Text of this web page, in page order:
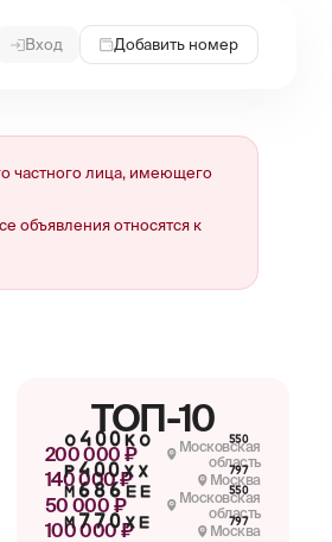
Вход Добавить номер
частного лица, имеющего
объявления относятся к
ТОП-10
О400КО 550
200 000 ₽
Московская
область
Р400ХХ 797
140 000 ₽ Москва
М686ЕЕ 550
50 000 ₽
Московская
область
М770ХЕ 797
100 000 ₽ Москва